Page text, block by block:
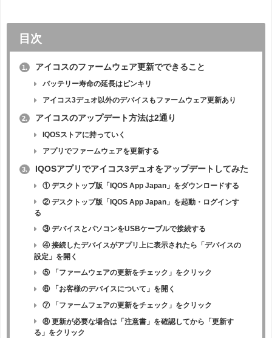
目次
1. アイコスのファームウェア更新でできること
バッテリー寿命の延長はピンキリ
アイコス3デュオ以外のデバイスもファームウェア更新あり
2. アイコスのアップデート方法は2通り
IQOSストアに持っていく
アプリでファームウェアを更新する
3. IQOSアプリでアイコス3デュオをアップデートしてみた
① デスクトップ版「IQOS App Japan」をダウンロードする
② デスクトップ版「IQOS App Japan」を起動・ログインす
る
③ デバイスとパソコンをUSBケーブルで接続する
④ 接続したデバイスがアプリ上に表示されたら「デバイスの
設定」を開く
⑤ 「ファームウェアの更新をチェック」をクリック
⑥ 「お客様のデバイスについて」を開く
⑦ 「ファームフェアの更新をチェック」をクリック
⑧ 更新が必要な場合は「注意書」を確認してから「更新す
る」をクリック